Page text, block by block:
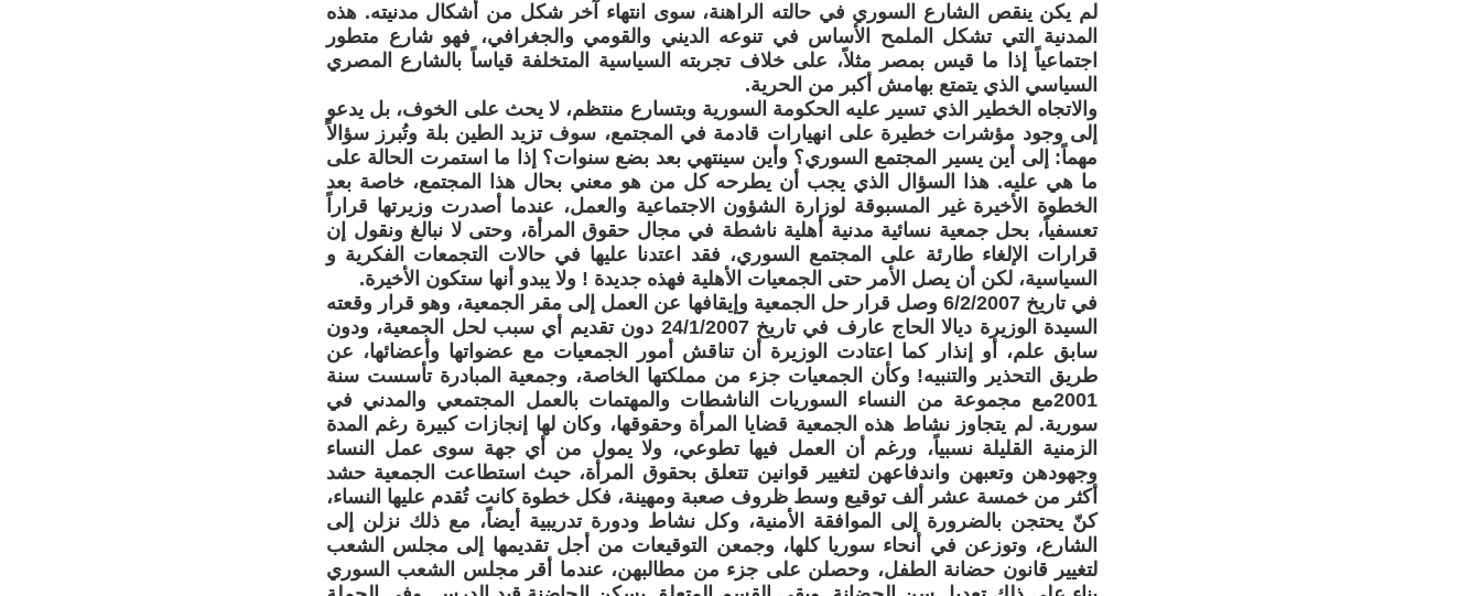
لم يكن ينقص الشارع السوري في حالته الراهنة، سوى انتهاء آخر شكل من أشكال مدنيته. هذه
المدنية التي تشكل الملمح الأساس في تنوعه الديني والقومي والجغرافي، فهو شارع متطور
اجتماعياً إذا ما قيس بمصر مثلاً، على خلاف تجربته السياسية المتخلفة قياساً بالشارع المصري
السياسي الذي يتمتع بهامش أكبر من الحرية.
والاتجاه الخطير الذي تسير عليه الحكومة السورية وبتسارع منتظم، لا يحث على الخوف، بل يدعو
إلى وجود مؤشرات خطيرة على انهيارات قادمة في المجتمع، سوف تزيد الطين بلة وتُبرز سؤالاً
مهماً: إلى أين يسير المجتمع السوري؟ وأين سينتهي بعد بضع سنوات؟ إذا ما استمرت الحالة على
ما هي عليه. هذا السؤال الذي يجب أن يطرحه كل من هو معني بحال هذا المجتمع، خاصة بعد
الخطوة الأخيرة غير المسبوقة لوزارة الشؤون الاجتماعية والعمل، عندما أصدرت وزيرتها قراراً
تعسفياً، بحل جمعية نسائية مدنية أهلية ناشطة في مجال حقوق المرأة، وحتى لا نبالغ ونقول إن
قرارات الإلغاء طارئة على المجتمع السوري، فقد اعتدنا عليها في حالات التجمعات الفكرية و
السياسية، لكن أن يصل الأمر حتى الجمعيات الأهلية فهذه جديدة ! ولا يبدو أنها ستكون الأخيرة.
في تاريخ 6/2/2007 وصل قرار حل الجمعية وإيقافها عن العمل إلى مقر الجمعية، وهو قرار وقعته
السيدة الوزيرة ديالا الحاج عارف في تاريخ 24/1/2007 دون تقديم أي سبب لحل الجمعية، ودون
سابق علم، أو إنذار كما اعتادت الوزيرة أن تناقش أمور الجمعيات مع عضواتها وأعضائها، عن
طريق التحذير والتنبيه! وكأن الجمعيات جزء من مملكتها الخاصة، وجمعية المبادرة تأسست سنة
2001مع مجموعة من النساء السوريات الناشطات والمهتمات بالعمل المجتمعي والمدني في
سورية. لم يتجاوز نشاط هذه الجمعية قضايا المرأة وحقوقها، وكان لها إنجازات كبيرة رغم المدة
الزمنية القليلة نسبياً، ورغم أن العمل فيها تطوعي، ولا يمول من أي جهة سوى عمل النساء
وجهودهن وتعبهن واندفاعهن لتغيير قوانين تتعلق بحقوق المرأة، حيث استطاعت الجمعية حشد
أكثر من خمسة عشر ألف توقيع وسط ظروف صعبة ومهينة، فكل خطوة كانت تُقدم عليها النساء،
كنّ يحتجن بالضرورة إلى الموافقة الأمنية، وكل نشاط ودورة تدريبية أيضاً، مع ذلك نزلن إلى
الشارع، وتوزعن في أنحاء سوريا كلها، وجمعن التوقيعات من أجل تقديمها إلى مجلس الشعب
لتغيير قانون حضانة الطفل، وحصلن على جزء من مطالبهن، عندما أقر مجلس الشعب السوري